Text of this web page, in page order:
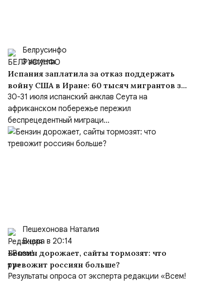
Белрусинфо
3 августа
Испания заплатила за отказ поддержать
войну США в Иране: 60 тысяч мигрантов за
сутки и «шоссе Трампа» в Марокко
30-31 июля испанский анклав Сеута на
африканском побережье пережил
беспрецедентный миграци...
Пешехонова Наталия
Вчера в 20:14
Бензин дорожает, сайты тормозят: что
тревожит россиян больше?
Результаты опроса от эксперта редакции «Всем!